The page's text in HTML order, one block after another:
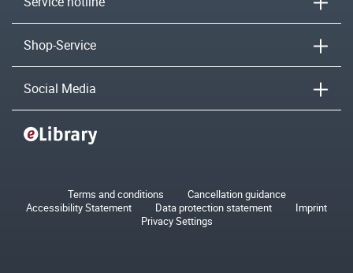
Shop-Service
Social Media
Terms and conditions
Cancellation guidance
Accessibility Statement
Data protection statement
Imprint
Privacy Settings